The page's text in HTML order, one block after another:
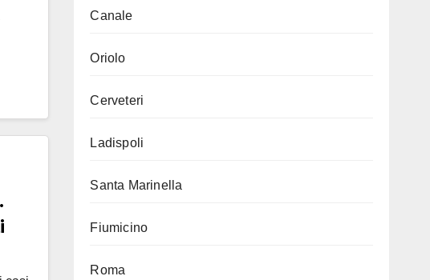
Canale
Oriolo
Cerveteri
Ladispoli
Santa Marinella
Fiumicino
Roma